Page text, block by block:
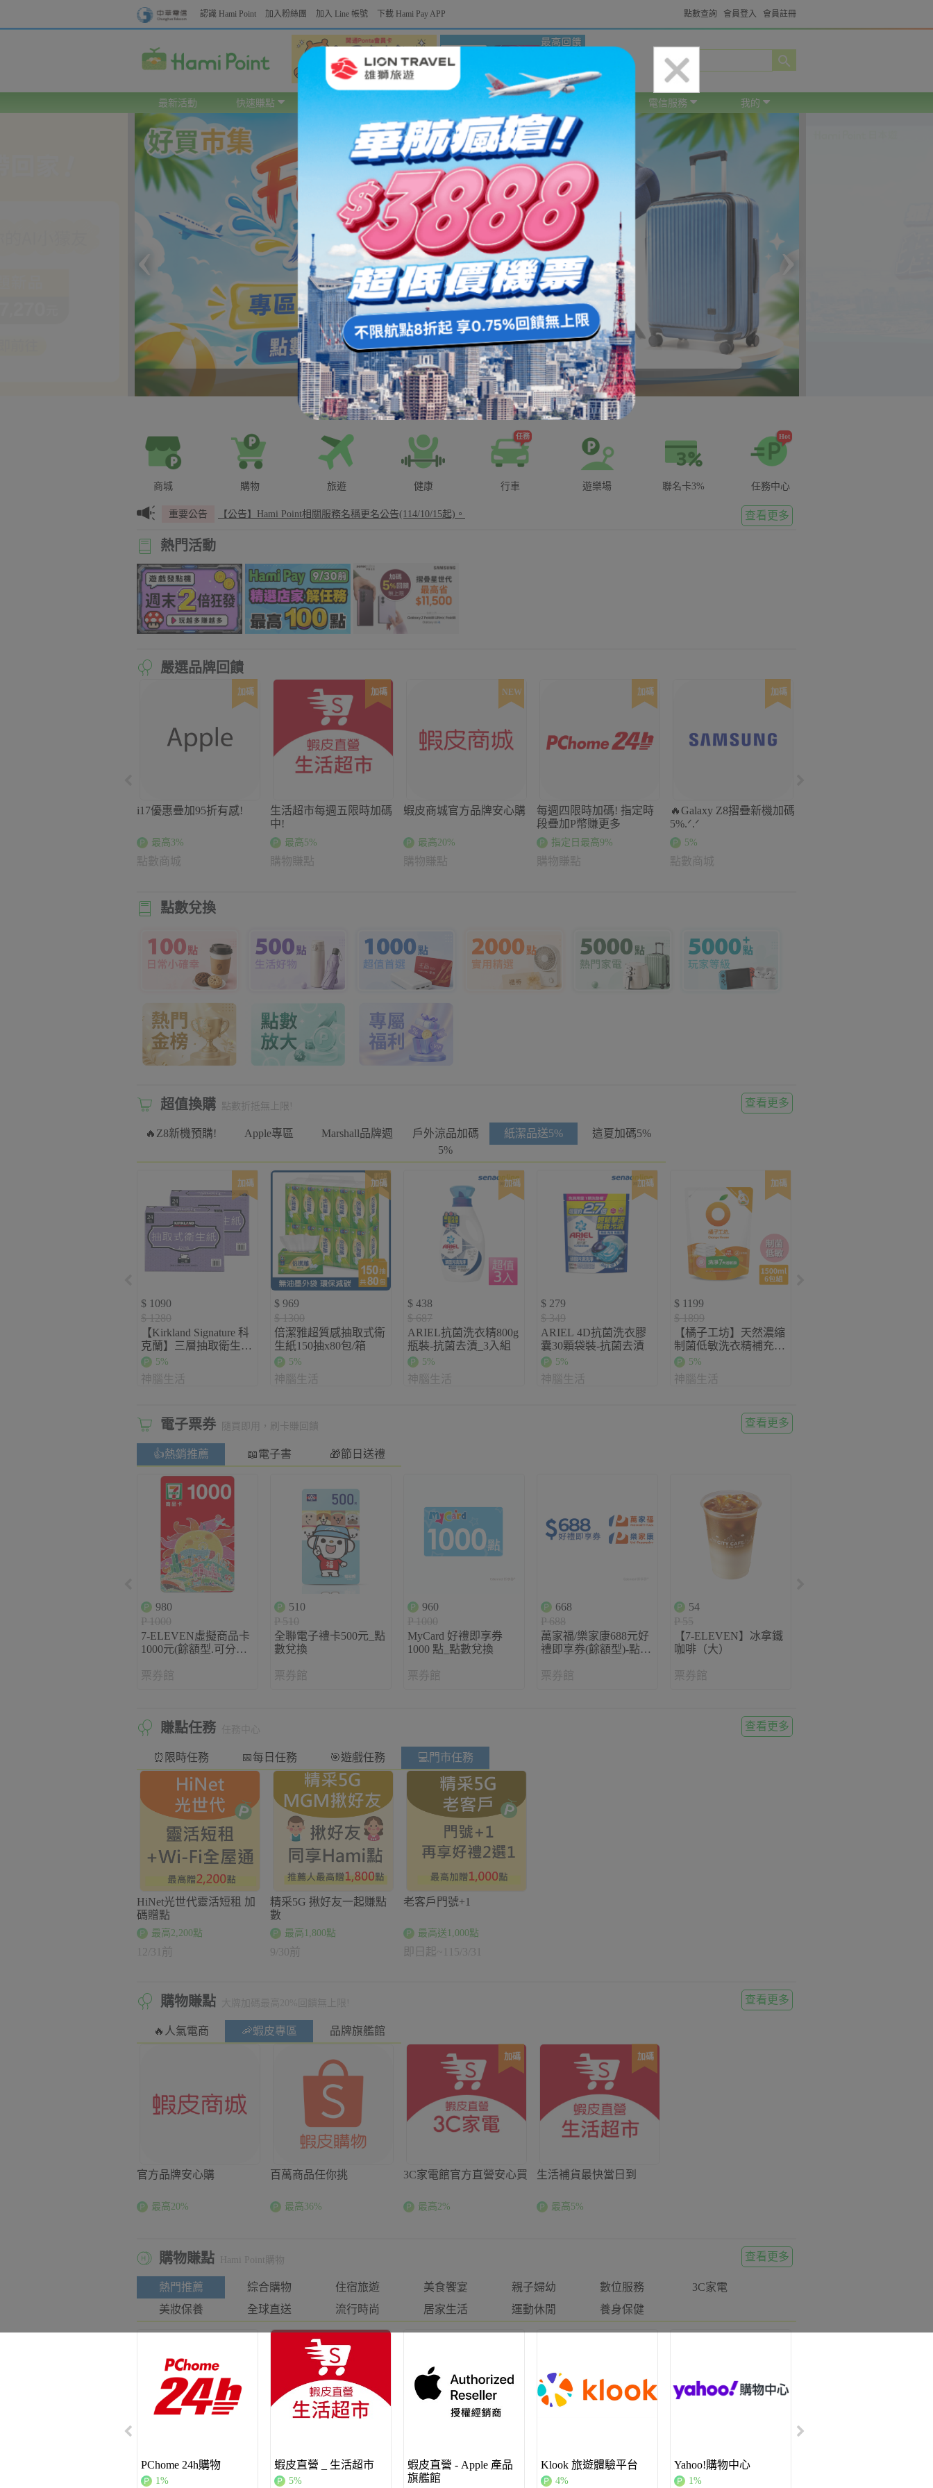
認識 Hami Point 加入粉絲團 加入 Line 帳號 下載 Hami Pay APP 會員註冊
會員登入
點數查詢
最新活動 快速賺點 點數商城 生活圈 遊樂場 電信服務 我的
市集_FUN暑假旅行趣
‹ ›
商城 購物 旅遊 健康
任務
行車 遊樂場 聯名卡3%
Hot
任務中心
重要公告 【公告】Hami Point相關服務名稱更名公告(114/10/15起)。 【🔔密碼更新提醒】請定期更新您的中華
查看更多
熱門活動
嚴選品牌回饋
加碼
i17優惠疊加95折有感!
最高3%
點數商城
加碼
生活超市每週五限時加碼
中!
最高5%
購物賺點
NEW
蝦皮商城官方品牌安心購
最高20%
購物賺點
加碼
每週四限時加碼! 指定時
段疊加P幣賺更多
指定日最高9%
購物賺點
加碼
🔥Galaxy Z8摺疊新機加碼
5%.ᐟ.ᐟ
5%
點數商城
點數兌換
超值換購 點數折抵無上限! 查看更多
🔥Z8新機預購! Apple專區 Marshall品牌週
戶外涼品加碼
5%
紙潔品送5% 這夏加碼5%
加碼
$ 1090
$ 1280
【Kirkland Signature 科
克蘭】三層抽取衛生紙
120張x24包x2串
5%
神腦生活
加碼
$ 969
$ 1300
倍潔雅超質感抽取式衛
生紙150抽x80包/箱
5%
神腦生活
加碼
$ 438
$ 687
ARIEL抗菌洗衣精800g
瓶裝-抗菌去漬_3入組
5%
神腦生活
加碼
$ 279
$ 349
ARIEL 4D抗菌洗衣膠
囊30顆袋裝-抗菌去漬
5%
神腦生活
加碼
$ 1199
$ 1899
【橘子工坊】天然濃縮
制菌低敏洗衣精補充包
1500mlx6包
5%
神腦生活
電子票券 隨買即用，刷卡賺回饋 查看更多
👍熱銷推薦 📖電子書 🎁節日送禮
980
P 1000
7-ELEVEN虛擬商品卡
1000元(餘額型.可分次
票券館
510
P 510
全聯電子禮卡500元_點
數兌換
票券館
960
P 1000
MyCard 好禮即享券
1000 點_點數兌換
票券館
668
P 688
萬家福/樂家康688元好
禮即享券(餘額型)-點數
票券館
54
P 55
【7-ELEVEN】冰拿鐵
咖啡（大）
票券館
賺點任務 查看更多
⏰限時任務 📅每日任務 🎯遊戲任務 💻門市任務
HiNet光世代靈活短租 加
碼贈點
最高2,200點
12/31前
精采5G 揪好友一起賺點
數
最高1,800點
9/30前
老客戶門號+1
最高送1,000點
即日起~115/3/31
購物賺點 查看更多
🔥人氣電商 🦐蝦皮專區 品牌旗艦館
官方品牌安心購
最高20%
百萬商品任你挑
最高36%
加碼
3C家電館官方直營安心買
最高2%
加碼
生活補貨最快當日到
最高5%
購物賺點 Hami Point購物 查看更多
熱門推薦 綜合購物 住宿旅遊 美食饗宴 親子婦幼 數位服務
3C家電
美妝保養
全球直送 流行時尚 居家生活 運動休閒 養身保健
PChome 24h購物
1%
蝦皮直營 _ 生活超市
5%
蝦皮直營 - Apple 產品
旗艦館
Klook 旅遊體驗平台
4%
Yahoo!購物中心
1%